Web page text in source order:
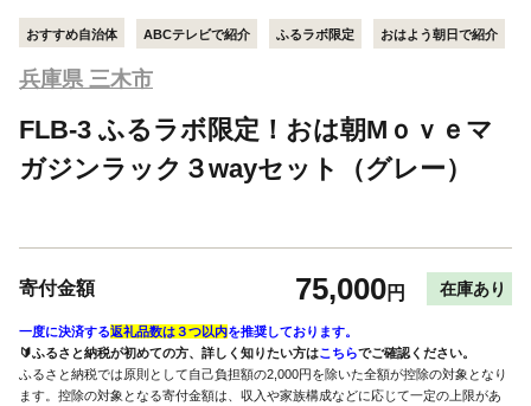
おすすめ自治体 ABCテレビで紹介 ふるラボ限定 おはよう朝日で紹介
兵庫県 三木市
FLB-3 ふるラボ限定！おは朝Mｏｖｅマ
ガジンラック３wayセット（グレー）
寄付金額 75,000円 在庫あり
一度に決済する返礼品数は３つ以内を推奨しております。
🔰ふるさと納税が初めての方、詳しく知りたい方はこちらでご確認ください。
ふるさと納税では原則として自己負担額の2,000円を除いた全額が控除の対象となり
ます。控除の対象となる寄付金額は、収入や家族構成などに応じて一定の上限があ